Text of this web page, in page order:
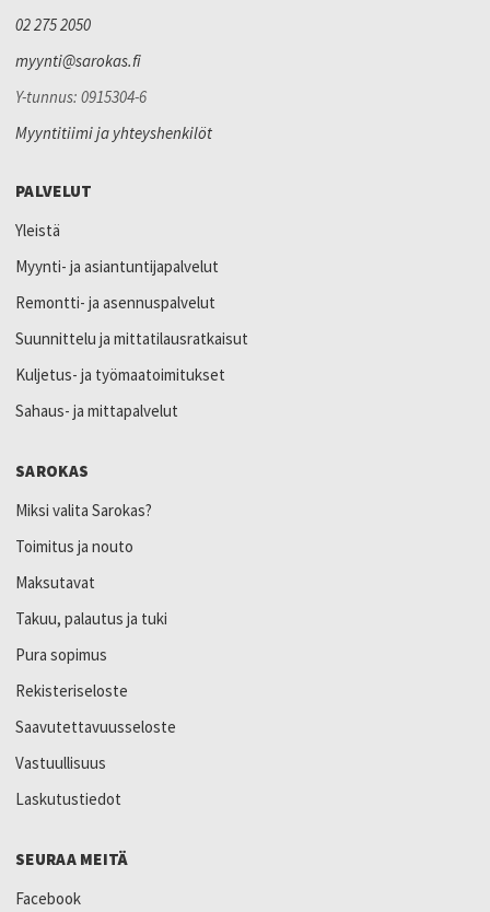
02 275 2050
myynti@sarokas.fi
Y-tunnus: 0915304-6
Myyntitiimi ja yhteyshenkilöt
PALVELUT
Yleistä
Myynti- ja asiantuntijapalvelut
Remontti- ja asennuspalvelut
Suunnittelu ja mittatilausratkaisut
Kuljetus- ja työmaatoimitukset
Sahaus- ja mittapalvelut
SAROKAS
Miksi valita Sarokas?
Toimitus ja nouto
Maksutavat
Takuu, palautus ja tuki
Pura sopimus
Rekisteriseloste
Saavutettavuusseloste
Vastuullisuus
Laskutustiedot
SEURAA MEITÄ
Facebook